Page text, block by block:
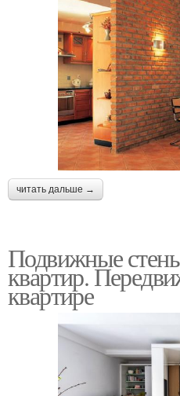
читать дальше →
Подвижные
квартир.
квартире